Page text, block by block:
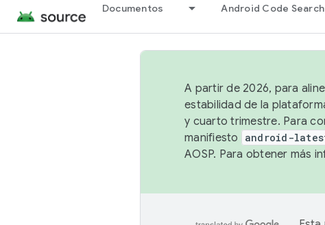
Documentos Android Code Search
A partir de 2026, para
estabilidad de la
y cuarto trimestre. Para
manifiesto
android-
AOSP. Para obtener más